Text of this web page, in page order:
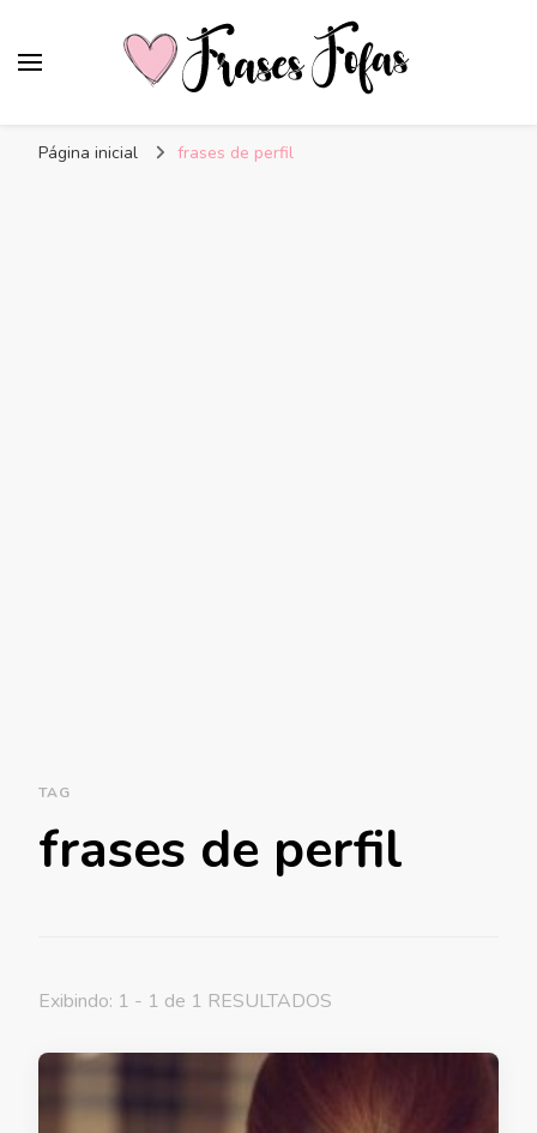
Página inicial frases de perfil
TAG
frases de perfil
Exibindo: 1 - 1 de 1 RESULTADOS